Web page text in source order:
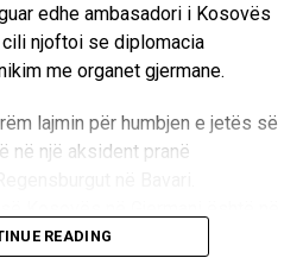
edhe ambasadori i Kosovës
cili njoftoi se diplomacia
me organet gjermane.
lajmin për humbjen e jetës së
në një aksident pranë
lidhur me rastin. Në këto
READING